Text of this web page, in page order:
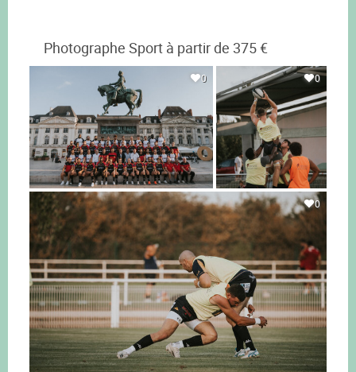
Photographe Sport à partir de 375 €
0 0
0